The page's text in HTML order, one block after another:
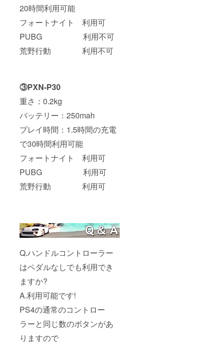
20時間利用可能
フォートナイト 利用可
PUBG 利用不可
荒野行動 利用不可
③PXN-P30
重さ：0.2kg
バッテリー：250mah
プレイ時間：1.5時間の充電
で30時間利用可能
フォートナイト 利用可
PUBG 利用可
荒野行動 利用可
Q.ハンドルコントローラー
はペダルなしでも利用でき
ますか?
A.利用可能です!
PS4の通常のコントロー
ラーと同じ数のボタンがあ
りますので